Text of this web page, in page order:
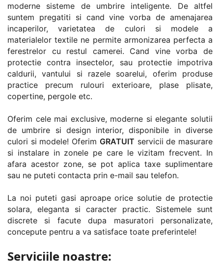
moderne sisteme de umbrire inteligente. De altfel
suntem pregatiti si cand vine vorba de amenajarea
incaperilor, varietatea de culori si modele a
materialelor textile ne permite armonizarea perfecta a
ferestrelor cu restul camerei. Cand vine vorba de
protectie contra insectelor, sau protectie impotriva
caldurii, vantului si razele soarelui, oferim produse
practice precum rulouri exterioare, plase plisate,
copertine, pergole etc.
Oferim cele mai exclusive, moderne si elegante solutii
de umbrire si design interior, disponibile in diverse
culori si modele! Oferim GRATUIT servicii de masurare
si instalare in zonele pe care le vizitam frecvent. In
afara acestor zone, se pot aplica taxe suplimentare
sau ne puteti contacta prin e-mail sau telefon.
La noi puteti gasi aproape orice solutie de protectie
solara, eleganta si caracter practic. Sistemele sunt
discrete si facute dupa masuratori personalizate,
concepute pentru a va satisface toate preferintele!
Serviciile noastre: